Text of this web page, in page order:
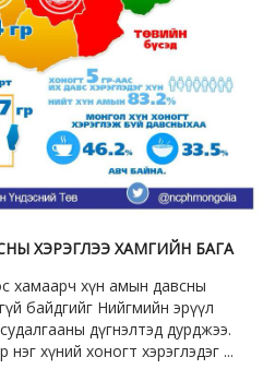
ХЭРЭГЛЭЭ ХАМГИЙН БАГА
хамаарч хүн амын давсны
байдгийг Нийгмийн эрүүл
дүгнэлтэд дурджээ.
нэг хүний хоногт хэрэглэдэг ...